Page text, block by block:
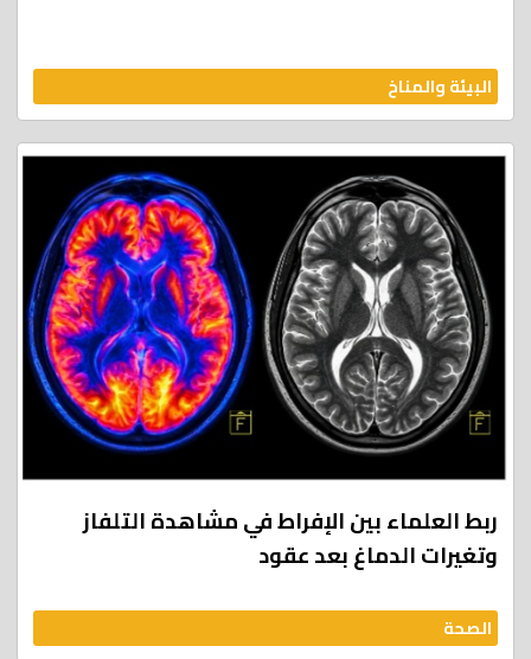
البيئة والمناخ
ربط العلماء بين الإفراط في مشاهدة التلفاز
وتغيرات الدماغ بعد عقود
الصحة